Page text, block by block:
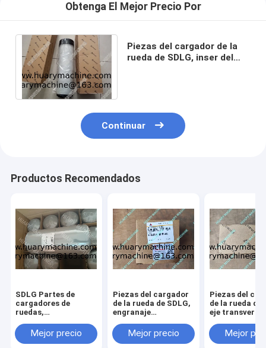
Obtenga El Mejor Precio Por
Piezas del cargador de la
rueda de SDLG, inser del
Continuar
Productos Recomendados
SDLG Partes de
cargadores de
ruedas,
FILTRO DE ÓLEO
L958
Mejor precio
Piezas del cargador
de la rueda de SDLG,
engranaje
61260013030
Mejor precio
Piezas del
de la rueda de
eje transversal
Mejor